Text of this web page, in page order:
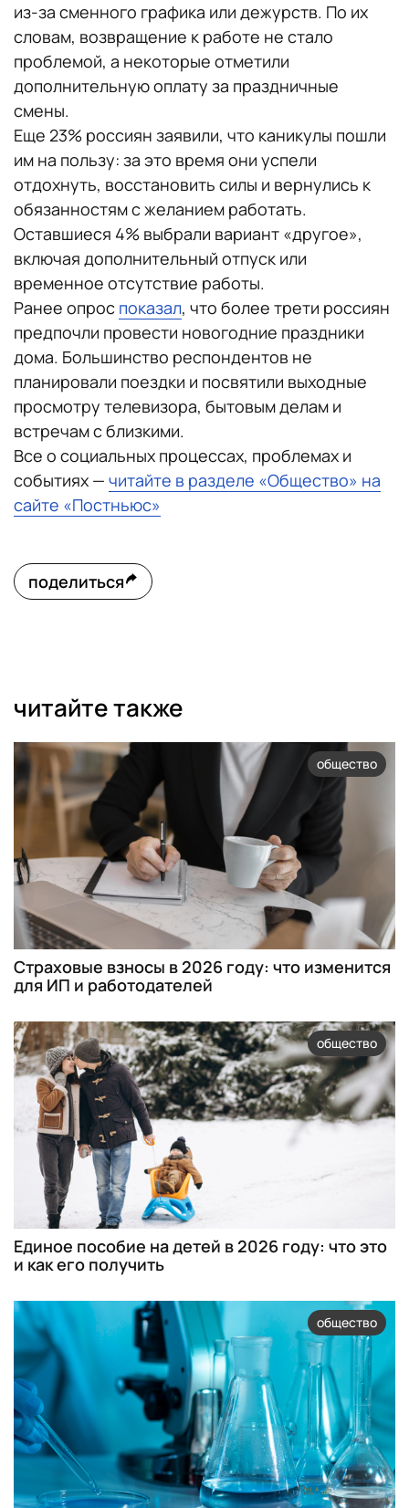
из-за сменного графика или дежурств. По их
словам, возвращение к работе не стало
проблемой, а некоторые отметили
дополнительную оплату за праздничные
смены.
Еще 23% россиян заявили, что каникулы пошли
им на пользу: за это время они успели
отдохнуть, восстановить силы и вернулись к
обязанностям с желанием работать.
Оставшиеся 4% выбрали вариант «другое»,
включая дополнительный отпуск или
временное отсутствие работы.
Ранее опрос показал, что более трети россиян
предпочли провести новогодние праздники
дома. Большинство респондентов не
планировали поездки и посвятили выходные
просмотру телевизора, бытовым делам и
встречам с близкими.
Все о социальных процессах, проблемах и
событиях — читайте в разделе «Общество» на
сайте «Постньюс»
поделиться
читайте также
общество
Страховые взносы в 2026 году: что изменится
для ИП и работодателей
общество
Единое пособие на детей в 2026 году: что это
и как его получить
общество